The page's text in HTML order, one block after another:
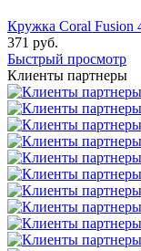
Кружка Coral Fusion
371 руб.
Быстрый просмотр
Клиенты партнеры